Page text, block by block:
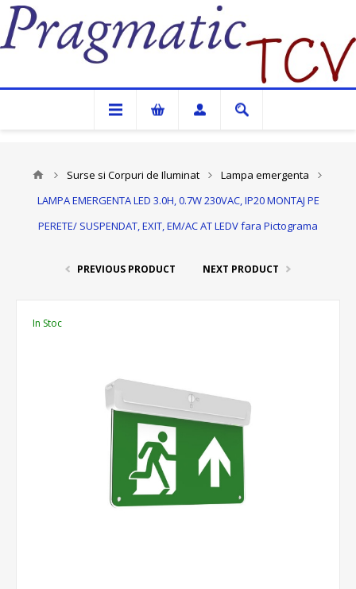
Pragmatic TCV
Surse si Corpuri de Iluminat
Lampa emergenta
LAMPA EMERGENTA LED 3.0H, 0.7W 230VAC, IP20 MONTAJ PE
PERETE/ SUSPENDAT, EXIT, EM/AC AT LEDV fara Pictograma
PREVIOUS PRODUCT NEXT PRODUCT
In Stoc